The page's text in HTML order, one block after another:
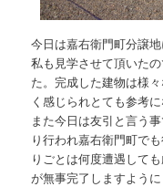
今日は嘉右衛門町分譲
私も見学させて頂いた
た。完成した建物は様
く感じられとても参考に
また今日は友引と言う
り行われ嘉右衛門町で
りごとは何度遭遇して
が無事完了しますよう